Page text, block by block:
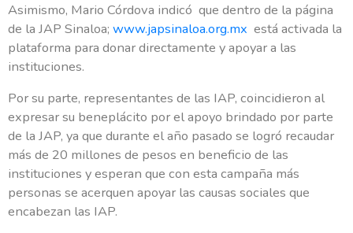
Asimismo, Mario Córdova indicó que dentro de la página
de la JAP Sinaloa; www.japsinaloa.org.mx está activada la
plataforma para donar directamente y apoyar a las
instituciones.
Por su parte, representantes de las IAP, coincidieron al
expresar su beneplácito por el apoyo brindado por parte
de la JAP, ya que durante el año pasado se logró recaudar
más de 20 millones de pesos en beneficio de las
instituciones y esperan que con esta campaña más
personas se acerquen apoyar las causas sociales que
encabezan las IAP.